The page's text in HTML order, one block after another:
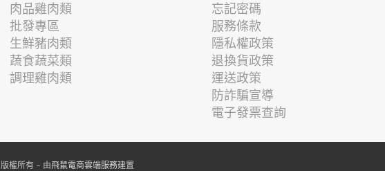
肉品雞肉類
批發專區
生鮮豬肉類
蔬食蔬菜類
調理雞肉類
忘記密碼
服務條款
隱私權政策
退換貨政策
運送政策
防詐騙宣導
電子發票查詢
版權所有 - 由飛鼠電商雲端服務建置